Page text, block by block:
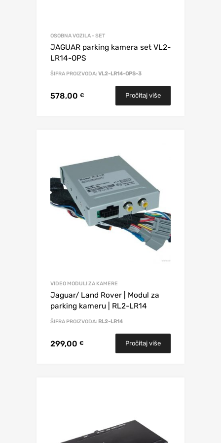
OSOBNA VOZILA - SET
JAGUAR parking kamera set VL2-
LR14-OPS
ŠIFRA PROIZVODA: VL2-LR14-OPS-3
578,00 € Pročitaj više
VIDEO MODULI ZA KAMERE
Jaguar/ Land Rover | Modul za
parking kameru | RL2-LR14
ŠIFRA PROIZVODA: RL2-LR14
299,00 € Pročitaj više